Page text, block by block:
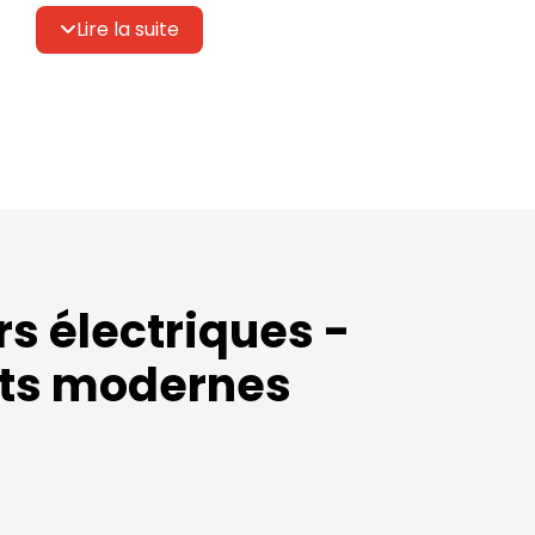
électroménagers et la pétrochimie.
Lire la suite
électriques -
modernes